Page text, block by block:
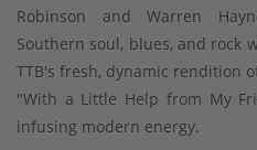
Robinson and Warren
Southern soul, blues, and rock
TTB's fresh, dynamic rendition
"With a Little Help from My
infusing modern energy.